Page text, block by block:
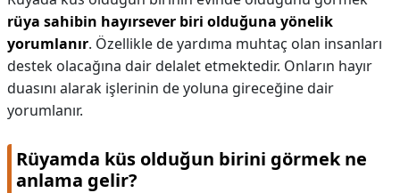
rüya sahibin hayırsever biri olduğuna yönelik
yorumlanır. Özellikle de yardıma muhtaç olan insanları
destek olacağına dair delalet etmektedir. Onların hayır
duasını alarak işlerinin de yoluna gireceğine dair
yorumlanır.
Rüyamda küs olduğun birini görmek ne
anlama gelir?